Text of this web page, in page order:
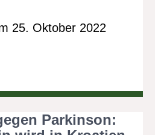
25. Oktober 2022
Parkinson: